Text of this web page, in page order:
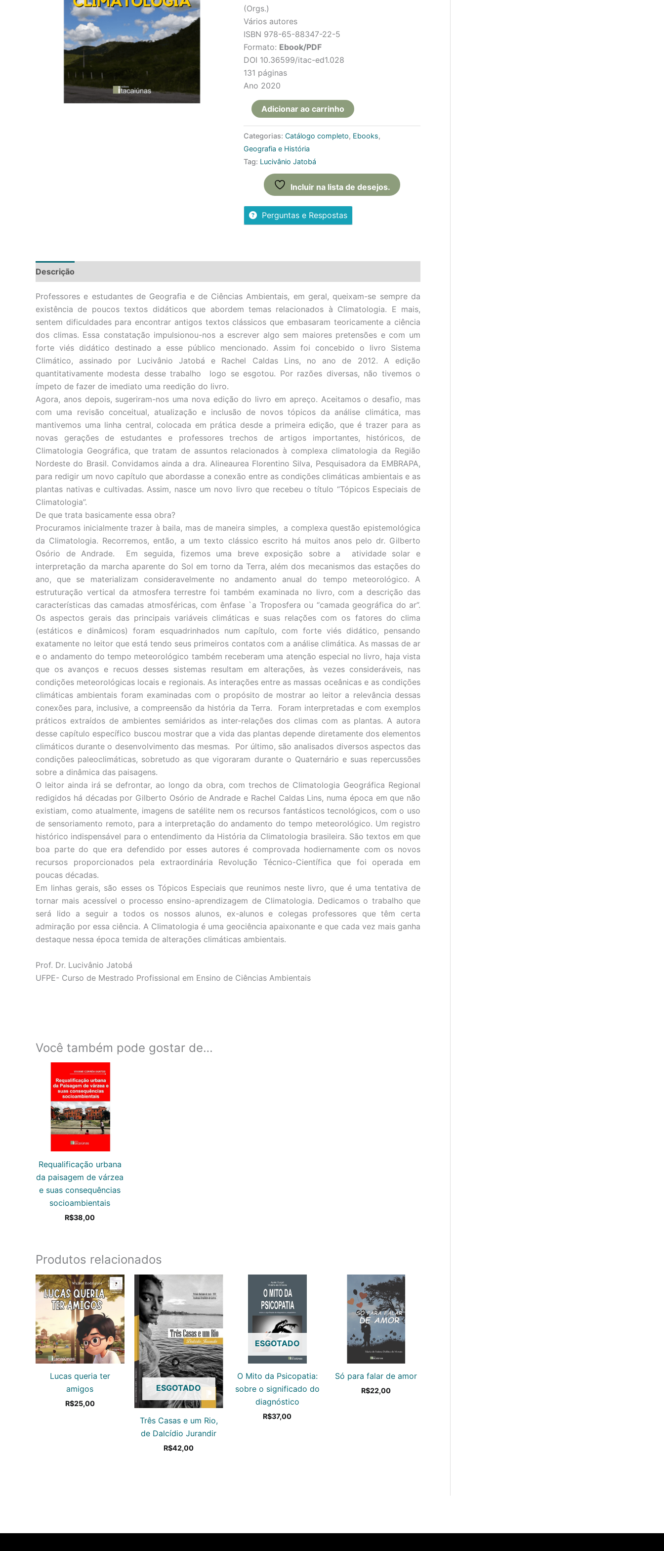
(Orgs.)
Vários autores
ISBN 978-65-88347-22-5
Formato: Ebook/PDF
DOI 10.36599/itac-ed1.028
131 páginas
Ano 2020
Adicionar ao carrinho
Categorias: Catálogo completo, Ebooks,
Geografia e História
Tag: Lucivânio Jatobá
Incluir na lista de desejos.
Perguntas e Respostas
Descrição
Professores e estudantes de Geografia e de Ciências Ambientais, em geral, queixam-se sempre da
existência de poucos textos didáticos que abordem temas relacionados à Climatologia. E mais,
sentem dificuldades para encontrar antigos textos clássicos que embasaram teoricamente a ciência
dos climas. Essa constatação impulsionou-nos a escrever algo sem maiores pretensões e com um
forte viés didático destinado a esse público mencionado. Assim foi concebido o livro Sistema
Climático, assinado por Lucivânio Jatobá e Rachel Caldas Lins, no ano de 2012. A edição
quantitativamente modesta desse trabalho logo se esgotou. Por razões diversas, não tivemos o
ímpeto de fazer de imediato uma reedição do livro.
Agora, anos depois, sugeriram-nos uma nova edição do livro em apreço. Aceitamos o desafio, mas
com uma revisão conceitual, atualização e inclusão de novos tópicos da análise climática, mas
mantivemos uma linha central, colocada em prática desde a primeira edição, que é trazer para as
novas gerações de estudantes e professores trechos de artigos importantes, históricos, de
Climatologia Geográfica, que tratam de assuntos relacionados à complexa climatologia da Região
Nordeste do Brasil. Convidamos ainda a dra. Alineaurea Florentino Silva, Pesquisadora da EMBRAPA,
para redigir um novo capítulo que abordasse a conexão entre as condições climáticas ambientais e as
plantas nativas e cultivadas. Assim, nasce um novo livro que recebeu o título “Tópicos Especiais de
Climatologia”.
De que trata basicamente essa obra?
Procuramos inicialmente trazer à baila, mas de maneira simples, a complexa questão epistemológica
da Climatologia. Recorremos, então, a um texto clássico escrito há muitos anos pelo dr. Gilberto
Osório de Andrade. Em seguida, fizemos uma breve exposição sobre a atividade solar e
interpretação da marcha aparente do Sol em torno da Terra, além dos mecanismos das estações do
ano, que se materializam consideravelmente no andamento anual do tempo meteorológico. A
estruturação vertical da atmosfera terrestre foi também examinada no livro, com a descrição das
características das camadas atmosféricas, com ênfase `a Troposfera ou “camada geográfica do ar”.
Os aspectos gerais das principais variáveis climáticas e suas relações com os fatores do clima
(estáticos e dinâmicos) foram esquadrinhados num capítulo, com forte viés didático, pensando
exatamente no leitor que está tendo seus primeiros contatos com a análise climática. As massas de ar
e o andamento do tempo meteorológico também receberam uma atenção especial no livro, haja vista
que os avanços e recuos desses sistemas resultam em alterações, às vezes consideráveis, nas
condições meteorológicas locais e regionais. As interações entre as massas oceânicas e as condições
climáticas ambientais foram examinadas com o propósito de mostrar ao leitor a relevância dessas
conexões para, inclusive, a compreensão da história da Terra. Foram interpretadas e com exemplos
práticos extraídos de ambientes semiáridos as inter-relações dos climas com as plantas. A autora
desse capítulo específico buscou mostrar que a vida das plantas depende diretamente dos elementos
climáticos durante o desenvolvimento das mesmas. Por último, são analisados diversos aspectos das
condições paleoclimáticas, sobretudo as que vigoraram durante o Quaternário e suas repercussões
sobre a dinâmica das paisagens.
O leitor ainda irá se defrontar, ao longo da obra, com trechos de Climatologia Geográfica Regional
redigidos há décadas por Gilberto Osório de Andrade e Rachel Caldas Lins, numa época em que não
existiam, como atualmente, imagens de satélite nem os recursos fantásticos tecnológicos, com o uso
de sensoriamento remoto, para a interpretação do andamento do tempo meteorológico. Um registro
histórico indispensável para o entendimento da História da Climatologia brasileira. São textos em que
boa parte do que era defendido por esses autores é comprovada hodiernamente com os novos
recursos proporcionados pela extraordinária Revolução Técnico-Científica que foi operada em
poucas décadas.
Em linhas gerais, são esses os Tópicos Especiais que reunimos neste livro, que é uma tentativa de
tornar mais acessível o processo ensino-aprendizagem de Climatologia. Dedicamos o trabalho que
será lido a seguir a todos os nossos alunos, ex-alunos e colegas professores que têm certa
admiração por essa ciência. A Climatologia é uma geociência apaixonante e que cada vez mais ganha
destaque nessa época temida de alterações climáticas ambientais.
Prof. Dr. Lucivânio Jatobá
UFPE- Curso de Mestrado Profissional em Ensino de Ciências Ambientais
Você também pode gostar de…
Requalificação urbana
da paisagem de várzea
e suas consequências
socioambientais
R$38,00
Produtos relacionados
Lucas queria ter
amigos
R$25,00
ESGOTADO
Três Casas e um Rio,
de Dalcídio Jurandir
R$42,00
ESGOTADO
O Mito da Psicopatia:
sobre o significado do
diagnóstico
R$37,00
Só para falar de amor
R$22,00